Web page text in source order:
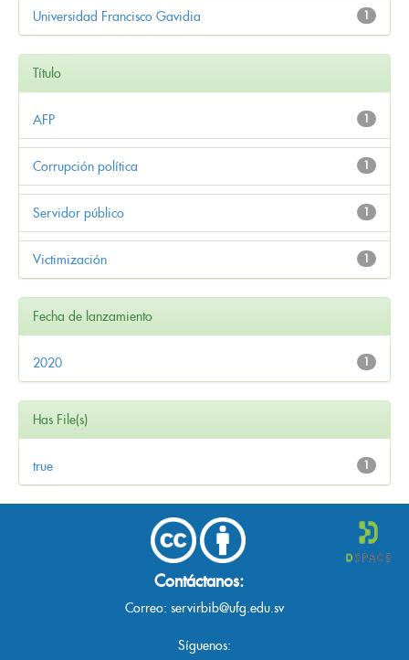
1
Universidad Francisco Gavidia
Título
1
AFP
1
Corrupción política
1
Servidor público
1
Victimización
Fecha de lanzamiento
1
2020
Has File(s)
1
true
Contáctanos:
Correo: servirbib@ufg.edu.sv
Síguenos: